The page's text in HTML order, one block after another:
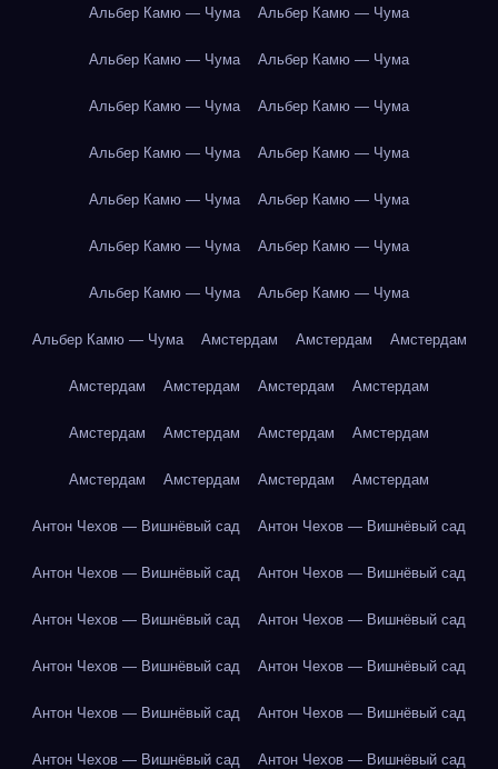
Альбер Камю — Чума Альбер Камю — Чума
Альбер Камю — Чума Альбер Камю — Чума
Альбер Камю — Чума Альбер Камю — Чума
Альбер Камю — Чума Альбер Камю — Чума
Альбер Камю — Чума Альбер Камю — Чума
Альбер Камю — Чума Альбер Камю — Чума
Альбер Камю — Чума Альбер Камю — Чума
Альбер Камю — Чума Амстердам Амстердам Амстердам
Амстердам Амстердам Амстердам Амстердам
Амстердам Амстердам Амстердам Амстердам
Амстердам Амстердам Амстердам Амстердам
Антон Чехов — Вишнёвый сад Антон Чехов — Вишнёвый сад
Антон Чехов — Вишнёвый сад Антон Чехов — Вишнёвый сад
Антон Чехов — Вишнёвый сад Антон Чехов — Вишнёвый сад
Антон Чехов — Вишнёвый сад Антон Чехов — Вишнёвый сад
Антон Чехов — Вишнёвый сад Антон Чехов — Вишнёвый сад
Антон Чехов — Вишнёвый сад Антон Чехов — Вишнёвый сад